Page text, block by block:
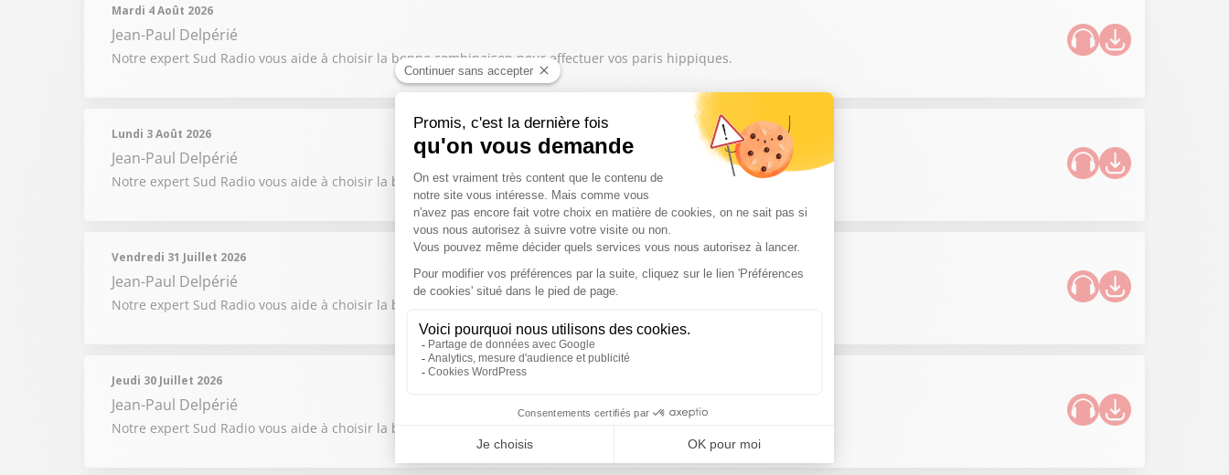
Mardi 4 Août 2026
Jean-Paul Delpérié
Notre expert Sud Radio vous aide à choisir la bonne combinaison pour effectuer vos paris hippiques.
Lundi 3 Août 2026
Jean-Paul Delpérié
Notre expert Sud Radio vous aide à choisir la bonne combinaison pour effectuer vos paris hippiques.
Vendredi 31 Juillet 2026
Jean-Paul Delpérié
Notre expert Sud Radio vous aide à choisir la bonne combinaison pour effectuer vos paris hippiques.
Jeudi 30 Juillet 2026
Jean-Paul Delpérié
Notre expert Sud Radio vous aide à choisir la bonne combinaison pour effectuer vos paris hippiques.